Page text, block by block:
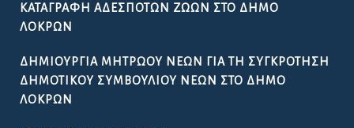
ΚΑΤΑΓΡΑΦΉ ΑΔΈΣΠΟΤΩΝ ΖΏΩΝ ΣΤΟ ΔΉΜΟ
ΛΟΚΡΏΝ
ΔΗΜΙΟΥΡΓΊΑ ΜΗΤΡΏΟΥ ΝΈΩΝ ΓΙΑ ΤΗ ΣΥΓΚΡΌΤΗΣΗ
ΔΗΜΟΤΙΚΟΎ ΣΥΜΒΟΥΛΊΟΥ ΝΈΩΝ ΣΤΟ ΔΉΜΟ
ΛΟΚΡΏΝ